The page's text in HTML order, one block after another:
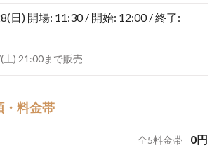
日) 開場: 11:30 / 開始: 12:00 / 終了:
) 21:00まで販売
・料金帯
全5料金帯 0円